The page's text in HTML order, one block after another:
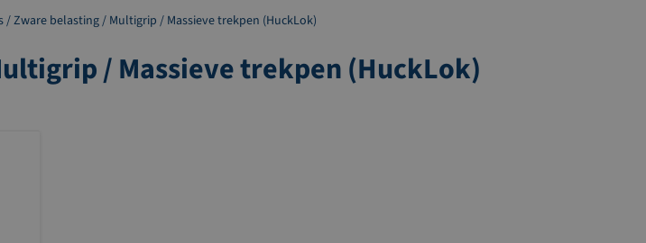
/ Zware belasting / Multigrip / Massieve trekpen (HuckLok)
/ Massieve trekpen (HuckLok)